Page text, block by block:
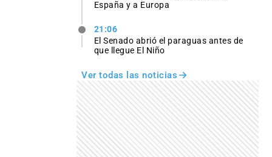
España y a Europa
21:06
El Senado abrió el paraguas antes de
que llegue El Niño
Ver todas las noticias